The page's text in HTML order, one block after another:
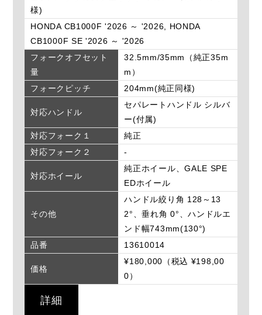
様)
HONDA CB1000F '2026 ～ '2026, HONDA
CB1000F SE '2026 ～ '2026
フォークオフセット
量
32.5mm/35mm（純正35m
m）
フォークピッチ
204mm(純正同様)
対応ハンドル
セパレートハンドル シルバ
ー(付属)
対応フォーク１
純正
対応フォーク２
-
対応ホイール
純正ホイール、GALE SPE
EDホイール
その他
ハンドル絞り角 128～13
2°、垂れ角 0°、ハンドルエ
ンド幅743mm(130°)
品番
13610014
価格
¥180,000（税込 ¥198,00
0）
詳細